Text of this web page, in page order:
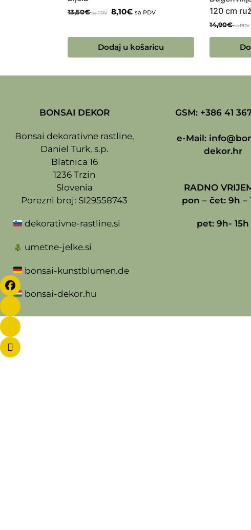
13,50€ sa PDV 8,10€ sa PDV
Dodaj u košaricu
120 cm
14,90€ sa PDV
BONSAI DEKOR
Bonsai dekorativne rastline,
Daniel Turk, s.p.
Blatnica 16
1236 Trzin
Slovenia
Porezni broj: SI29558743
dekorativne-rastline.si
umetne-jelke.si
bonsai-kunstblumen.de
bonsai-dekor.hu
GSM: +386 41
e-Mail:
dekor.hr
RADNO
pon – čet: 9h –
pet: 9h- 15h